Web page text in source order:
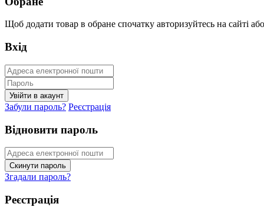
Щоб додати товар в обране спочатку авторизуйтесь на сайті або
Вхід
Забули пароль? Реєстрація
Відновити пароль
Згадали пароль?
Реєстрація